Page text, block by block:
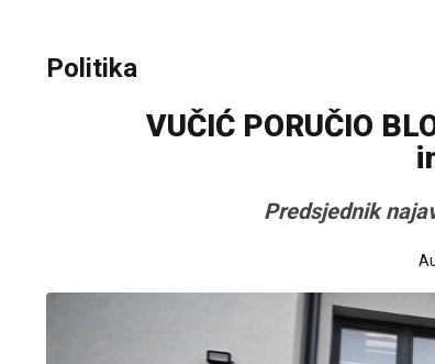
Politika
VUČIĆ PORUČIO
Predsjednik